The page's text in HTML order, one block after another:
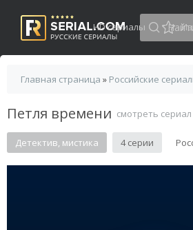
HD сериалы
Главная страница » Российские
Петля времени смотреть
Детектив, мистика 4 серии